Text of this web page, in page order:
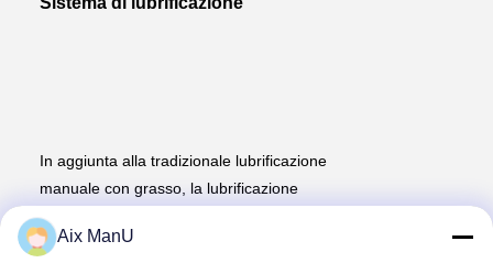
In aggiunta alla tradizionale lubrificazione
manuale con grasso, la lubrificazione
automatica opzionale con grasso ((o
lubrificazione con olio sottile) per
Aix ManU